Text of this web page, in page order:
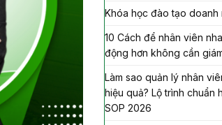
Khóa học đào tạo doanh
10 Cách để nhân viên
động hơn không cần
Làm sao quản lý nhân
hiệu quả? Lộ trình chuẩn
SOP 2026